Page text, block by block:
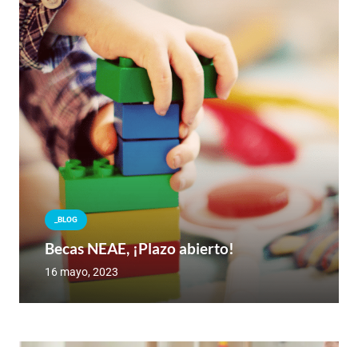
_BLOG
Becas NEAE, ¡Plazo abierto!
16 mayo, 2023